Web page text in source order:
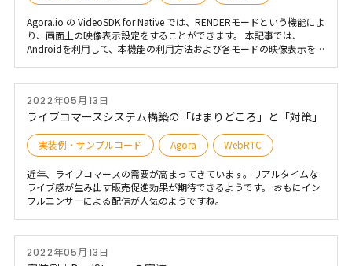
Agora.io の VideoSDK for Native では、RENDERモードという機能によ
り、画面上の映像表示設定をすることができます。 本記事では、
Androidを利用して、本機能の利用方法および各モードの映像表示を説
2022年05月13日
ライブコマースシステム構築の「はまりどころ」と「対策」
実装例・サンプルコード Agora WebRTC
近年、ライブコマースの需要が高まってきています。リアルタイムな
ライブ感が生み出す販売促進効果が期待できるようです。 おもにイン
フルエンサーによる配信が人気のようですね。
2022年05月13日